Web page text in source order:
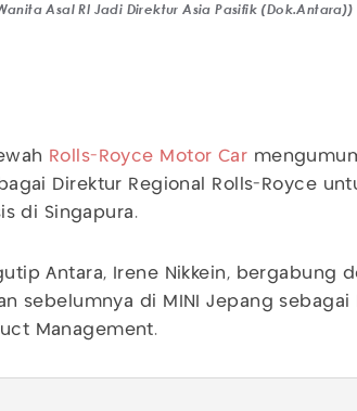
Asal RI Jadi Direktur Asia Pasifik (Dok.Antara))
Rolls-Royce Motor Car
Direktur Regional Rolls-Royce
di Singapura.
Antara, Irene Nikkein, bergabung
sebelumnya di MINI Jepang sebagai
Management.